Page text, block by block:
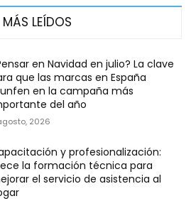
MÁS LEÍDOS
en Navidad en julio? La clave
que las marcas en España
en la campaña más
del año
2026
y profesionalización:
la formación técnica para
el servicio de asistencia al